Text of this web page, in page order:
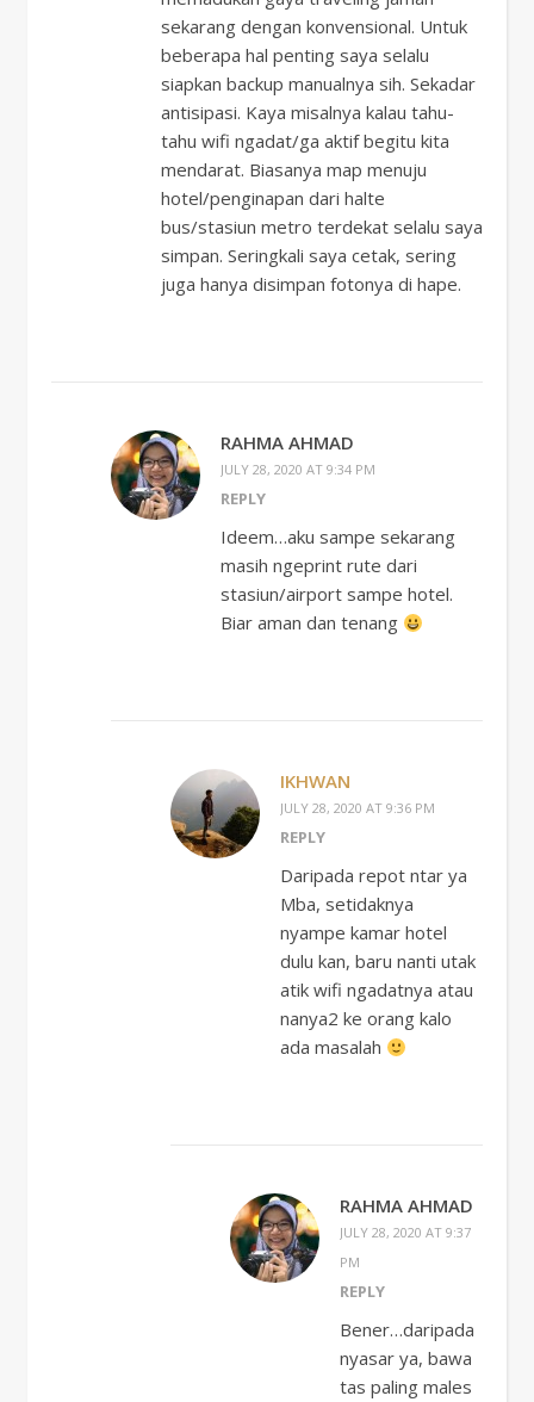
sekarang dengan konvensional. Untuk
beberapa hal penting saya selalu
siapkan backup manualnya sih. Sekadar
antisipasi. Kaya misalnya kalau tahu-
tahu wifi ngadat/ga aktif begitu kita
mendarat. Biasanya map menuju
hotel/penginapan dari halte
bus/stasiun metro terdekat selalu saya
simpan. Seringkali saya cetak, sering
juga hanya disimpan fotonya di hape.
RAHMA AHMAD
JULY 28, 2020 AT 9:34 PM
REPLY
Ideem…aku sampe sekarang
masih ngeprint rute dari
stasiun/airport sampe hotel.
Biar aman dan tenang
IKHWAN
JULY 28, 2020 AT 9:36 PM
REPLY
Daripada repot ntar ya
Mba, setidaknya
nyampe kamar hotel
dulu kan, baru nanti utak
atik wifi ngadatnya atau
nanya2 ke orang kalo
ada masalah
RAHMA AHMAD
JULY 28, 2020 AT 9:37
PM
REPLY
Bener…daripada
nyasar ya, bawa
tas paling males